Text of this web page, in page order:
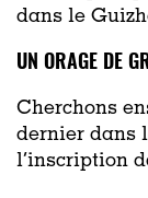
dans le
UN ORAGE DE
Cherchons
dernier dans
l’inscription